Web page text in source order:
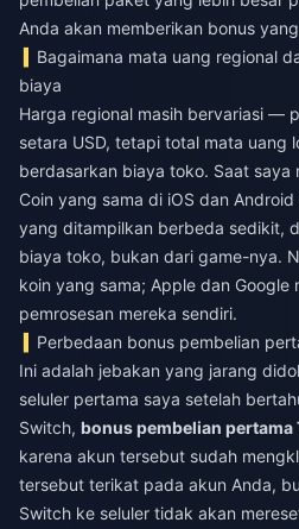
Anda akan memberikan bonus
Bagaimana mata uang regional
biaya
Harga regional masih bervariasi —
setara USD, tetapi total mata uang
berdasarkan biaya toko. Saat
Coin yang sama di iOS dan
yang ditampilkan berbeda sedikit,
biaya toko, bukan dari game-nya.
koin yang sama; Apple dan Google
pemrosesan mereka sendiri.
Perbedaan bonus pembelian
Ini adalah jebakan yang jarang
seluler pertama saya setelah
Switch, bonus pembelian pertama
karena akun tersebut sudah
tersebut terikat pada akun Anda,
Switch ke seluler tidak akan